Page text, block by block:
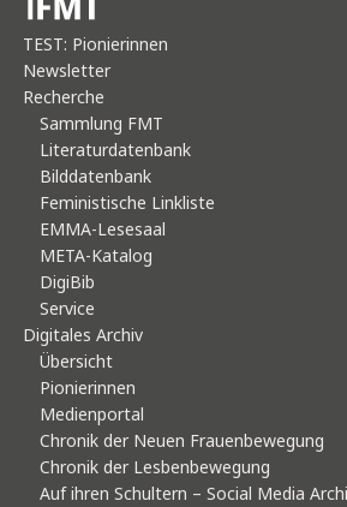
TEST: Pionierinnen
Newsletter
Recherche
Sammlung FMT
Literaturdatenbank
Bilddatenbank
Feministische Linkliste
EMMA-Lesesaal
META-Katalog
DigiBib
Service
Digitales Archiv
Übersicht
Pionierinnen
Medienportal
Chronik der Neuen Frauenbewegung
Chronik der Lesbenbewegung
Auf ihren Schultern – Social Media